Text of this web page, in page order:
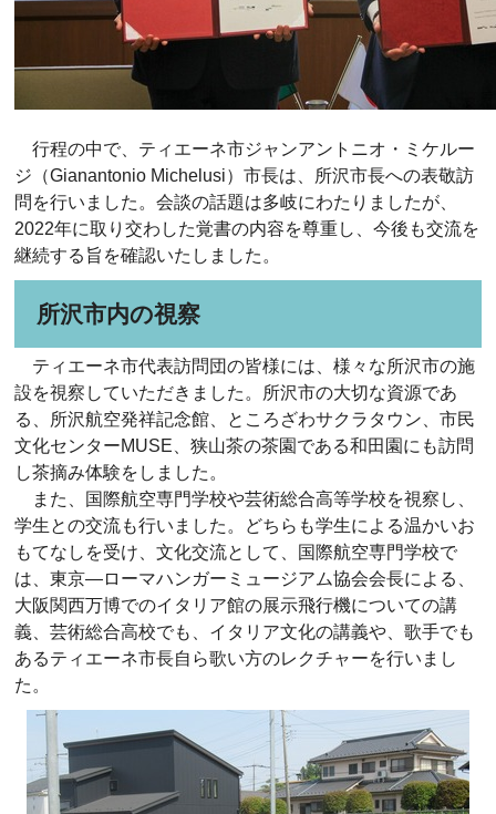
行程の中で、ティエーネ市ジャンアントニオ・ミケルー
ジ（Gianantonio Michelusi）市長は、所沢市長への表敬訪
問を行いました。会談の話題は多岐にわたりましたが、
2022年に取り交わした覚書の内容を尊重し、今後も交流を
継続する旨を確認いたしました。
所沢市内の視察
ティエーネ市代表訪問団の皆様には、様々な所沢市の施
設を視察していただきました。所沢市の大切な資源であ
る、所沢航空発祥記念館、ところざわサクラタウン、市民
文化センターMUSE、狭山茶の茶園である和田園にも訪問
し茶摘み体験をしました。
また、国際航空専門学校や芸術総合高等学校を視察し、
学生との交流も行いました。どちらも学生による温かいお
もてなしを受け、文化交流として、国際航空専門学校で
は、東京―ローマハンガーミュージアム協会会長による、
大阪関西万博でのイタリア館の展示飛行機についての講
義、芸術総合高校でも、イタリア文化の講義や、歌手でも
あるティエーネ市長自ら歌い方のレクチャーを行いまし
た。